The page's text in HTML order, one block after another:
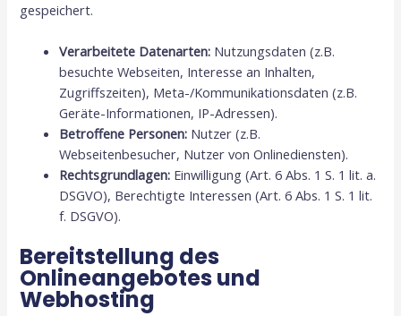
gespeichert.
Verarbeitete Datenarten: Nutzungsdaten (z.B.
besuchte Webseiten, Interesse an Inhalten,
Zugriffszeiten), Meta-/Kommunikationsdaten (z.B.
Geräte-Informationen, IP-Adressen).
Betroffene Personen: Nutzer (z.B.
Webseitenbesucher, Nutzer von Onlinediensten).
Rechtsgrundlagen: Einwilligung (Art. 6 Abs. 1 S. 1 lit. a.
DSGVO), Berechtigte Interessen (Art. 6 Abs. 1 S. 1 lit.
f. DSGVO).
Bereitstellung des
Onlineangebotes und
Webhosting